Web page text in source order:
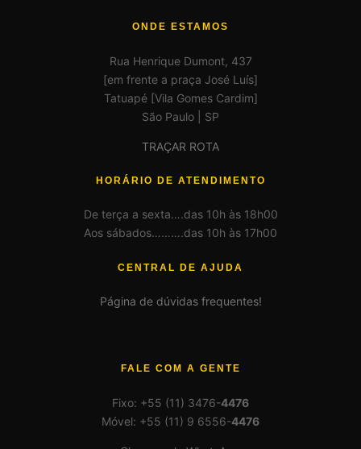
ONDE ESTAMOS
Rua Henrique Dumont, 437
[em frente a praça José Luís]
Tatuapé [Vila Gomes Cardim]
São Paulo | SP
TRAÇAR ROTA
HORÁRIO DE ATENDIMENTO
De terça a sexta….das 10h às 18h00
Aos sábados……….das 10h às 17h00
CENTRAL DE AJUDA
Página de dúvidas frequentes!
FALE COM A GENTE
Fixo: +55 (11) 3476-4476
Móvel: +55 (11) 9 6556-4476